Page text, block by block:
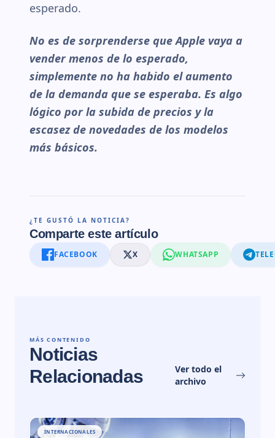
esperado.
No es de sorprenderse que Apple vaya a
vender menos de lo esperado,
simplemente no ha habido el aumento
de la demanda que se esperaba. Es algo
lógico por la subida de precios y la
escasez de novedades de los modelos
más básicos.
¿TE GUSTÓ LA NOTICIA?
Comparte este artículo
FACEBOOK X WHATSAPP
MÁS CONTENIDO
Noticias
Relacionadas
Ver todo el
archivo
INTERNACIONALES